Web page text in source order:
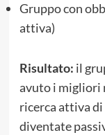
Gruppo con
attiva)
Risultato: il
avuto i migliori
ricerca attiva di
diventate